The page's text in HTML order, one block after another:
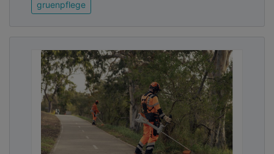
gruenpflege